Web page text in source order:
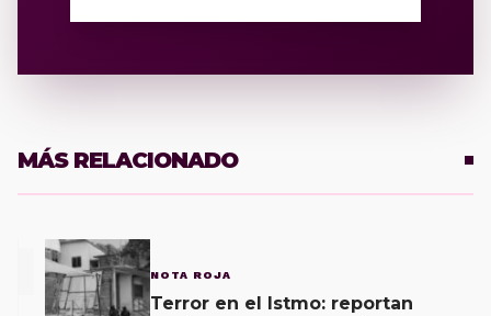
MÁS RELACIONADO
NOTA ROJA
Terror en el Istmo: reportan